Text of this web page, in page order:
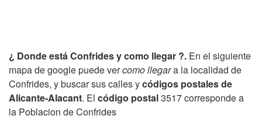
¿ Donde está Confrides y como llegar ?. En el siguiente
mapa de google puede vercomo llegara la localidad de
Confrides, y buscar sus calles ycódigos postales de
Alicante-Alacant. El código postal3517 corresponde a
la Poblacion de Confrides